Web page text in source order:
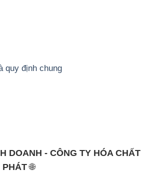
quy định chung
DOANH - CÔNG TY HÓA CHẤT
🌐